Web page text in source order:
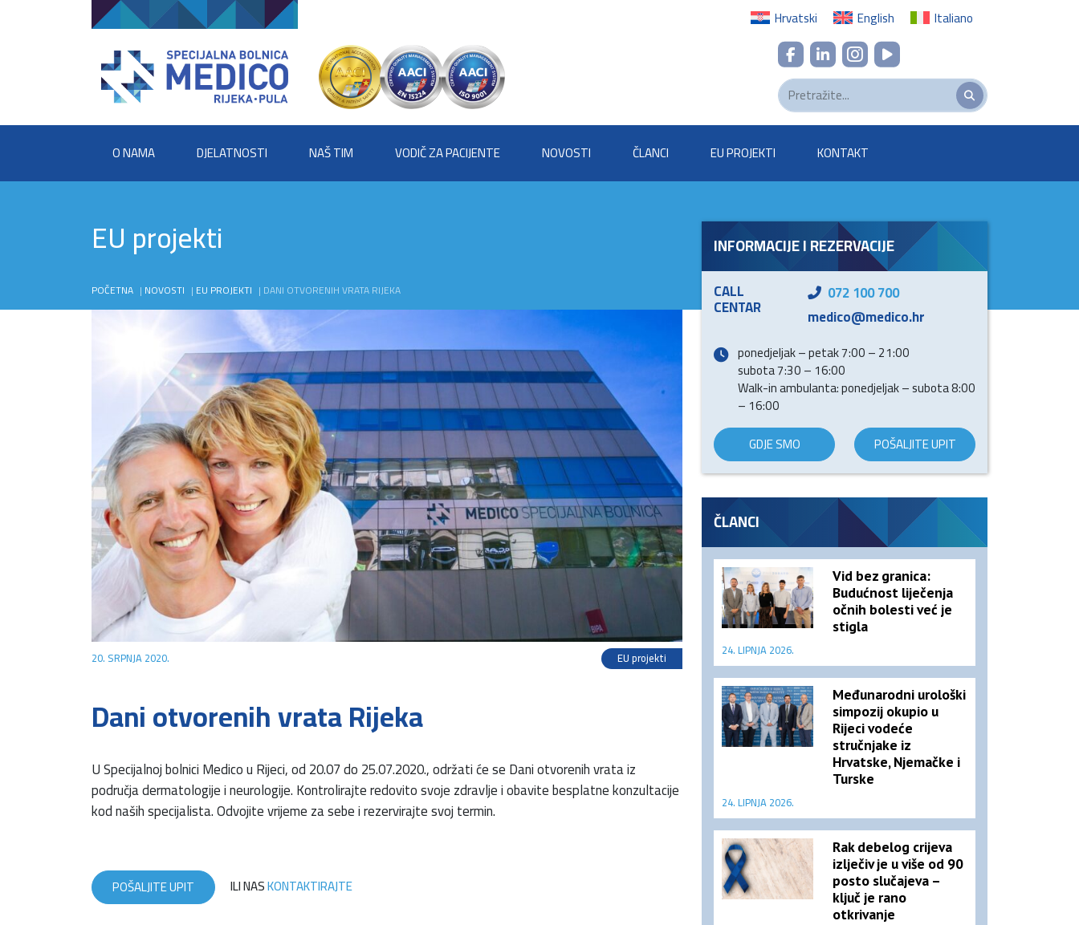
Hrvatski English Italiano
O NAMA DJELATNOSTI NAŠ TIM VODIČ ZA PACIJENTE NOVOSTI ČLANCI EU PROJEKTI KONTAKT
EU projekti
POČETNA | NOVOSTI | EU PROJEKTI | DANI OTVORENIH VRATA RIJEKA
20. SRPNJA 2020. EU projekti
Dani otvorenih vrata Rijeka
U Specijalnoj bolnici Medico u Rijeci, od 20.07 do 25.07.2020., održati će se Dani otvorenih vrata iz
područja dermatologije i neurologije. Kontrolirajte redovito svoje zdravlje i obavite besplatne konzultacije
kod naših specijalista. Odvojite vrijeme za sebe i rezervirajte svoj termin.
POŠALJITE UPIT ILI NASKONTAKTIRAJTE
INFORMACIJE I REZERVACIJE
CALL
CENTAR
072 100 700
medico@medico.hr
ponedjeljak – petak 7:00 – 21:00
subota 7:30 – 16:00
Walk-in ambulanta: ponedjeljak – subota 8:00
– 16:00
GDJE SMO
POŠALJITE UPIT
ČLANCI
Vid bez granica:
Budućnost liječenja
očnih bolesti već je
stigla
24. LIPNJA 2026.
Međunarodni urološki
simpozij okupio u
Rijeci vodeće
stručnjake iz
Hrvatske, Njemačke i
Turske
24. LIPNJA 2026.
Rak debelog crijeva
izlječiv je u više od 90
posto slučajeva –
ključ je rano
otkrivanje